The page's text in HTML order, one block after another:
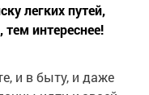
легких путей,
тем интереснее!
и в быту, и даже